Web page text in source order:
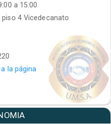
a 15:00
4 Vicedecanato
la página